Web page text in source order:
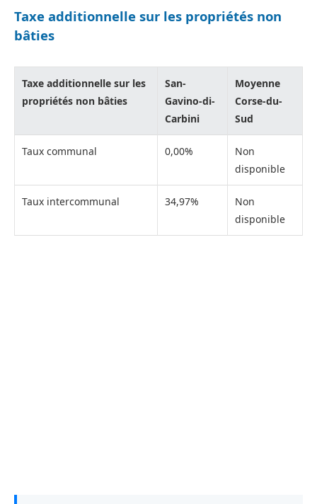
Taxe additionnelle sur les propriétés non
bâties
Taxe additionnelle sur les
propriétés non bâties
San-
Gavino-di-
Carbini
Moyenne
Corse-du-
Sud
Taux communal 0,00%
Non
disponible
Taux intercommunal 34,97%
Non
disponible